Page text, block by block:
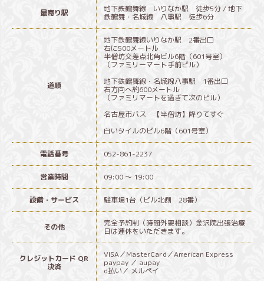
最寄り駅
地下鉄鶴舞線 いりなか駅 徒歩5分 / 地下
鉄鶴舞・名城線 八事駅 徒歩6分
道順
地下鉄鶴舞線いりなか駅 2番出口
右に500メートル
半僧坊交差点北角ビル6階（601号室）
（ファミリーマート手前ビル）
地下鉄鶴舞線・名城線八事駅 1番出口
右方向へ約600メートル
（ファミリマートを過ぎて次のビル）
名古屋市バス 【半僧坊】降りてすぐ
白いタイルのビル6階（601号室）
電話番号 052-861-2237
営業時間 09:00 ～ 19:00
設備・サービス 駐車場1台（ビル北側 28番）
その他
完全予約制（時間外要相談）金沢院出張治療
日は連休をいただきます。
クレジットカード QR
決済
VISA／MasterCard／American Express
paypay ／ aupay
d払い／ メルペイ